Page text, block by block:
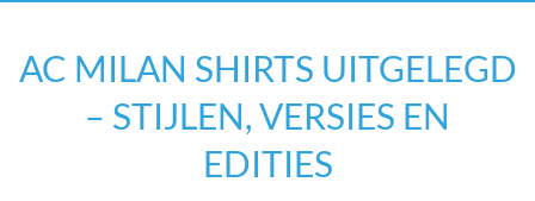
inhoud
AC MILAN SHIRTS UITGELEGD
– STIJLEN, VERSIES EN
EDITIES